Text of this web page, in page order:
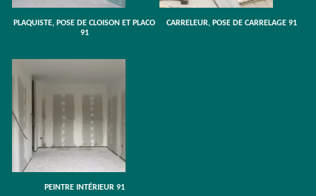
PLAQUISTE, POSE DE CLOISON ET PLACO
91
CARRELEUR, POSE DE CARRELAGE 91
PEINTRE INTÉRIEUR 91